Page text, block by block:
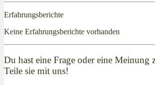
Erfahrungsberichte
Keine Erfahrungsberichte vorhanden
Du hast eine Frage oder eine Meinung
Teile sie mit uns!